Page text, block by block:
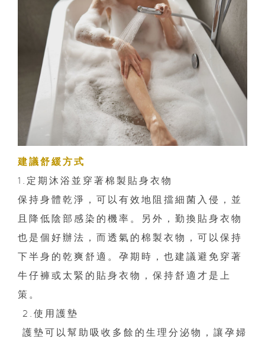
建議舒緩方式
1.定期沐浴並穿著棉製貼身衣物
保持身體乾淨，可以有效地阻擋細菌入侵，並
且降低陰部感染的機率。另外，勤換貼身衣物
也是個好辦法，而透氣的棉製衣物，可以保持
下半身的乾爽舒適。孕期時，也建議避免穿著
牛仔褲或太緊的貼身衣物，保持舒適才是上
策。
2.使用護墊
護墊可以幫助吸收多餘的生理分泌物，讓孕婦